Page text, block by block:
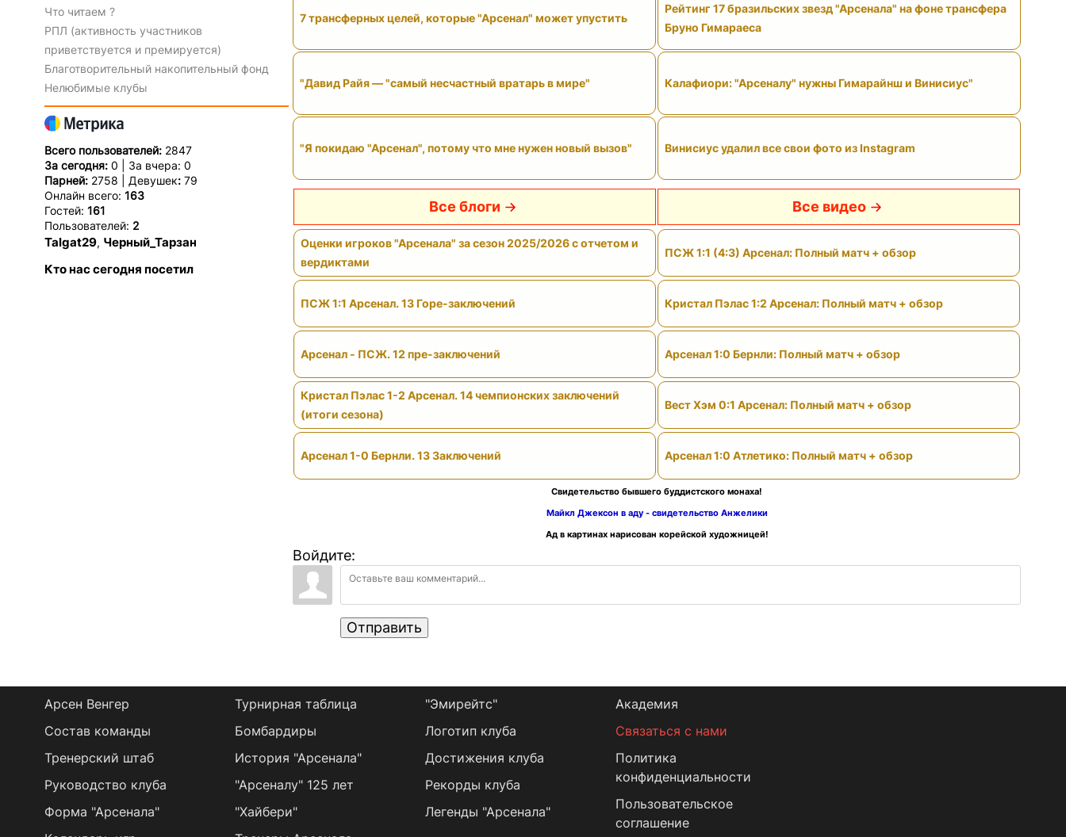
Что читаем ?
РПЛ (активность участников
приветствуется и премируется)
Благотворительный накопительный фонд
Нелюбимые клубы
Всего пользователей: 2847
За сегодня: 0 | За вчера: 0
Парней: 2758 | Девушек:79
Онлайн всего: 163
Гостей: 161
Пользователей: 2
Talgat29, Черный_Тарзан
Кто нас сегодня посетил
7 трансферных целей, которые "Арсенал" может упустить
Рейтинг 17 бразильских звезд "Арсенала" на фоне трансфера
Бруно Гимараеса
"Давид Райя — "самый несчастный вратарь в мире" Калафиори: "Арсеналу" нужны Гимарайнш и Винисиус"
"Я покидаю "Арсенал", потому что мне нужен новый вызов" Винисиус удалил все свои фото из Instagram
Все блоги
Оценки игроков "Арсенала" за сезон 2025/2026 с отчетом и
вердиктами
ПСЖ 1:1 Арсенал. 13 Горе-заключений
Арсенал - ПСЖ. 12 пре-заключений
Кристал Пэлас 1-2 Арсенал. 14 чемпионских заключений
(итоги сезона)
Арсенал 1-0 Бернли. 13 Заключений
Все видео
ПСЖ 1:1 (4:3) Арсенал: Полный матч + обзор
Кристал Пэлас 1:2 Арсенал: Полный матч + обзор
Арсенал 1:0 Бернли: Полный матч + обзор
Вест Хэм 0:1 Арсенал: Полный матч + обзор
Арсенал 1:0 Атлетико: Полный матч + обзор
Свидетельство бывшего буддистского монаха!
Майкл Джексон в аду - свидетельство Анжелики
Ад в картинах нарисован корейской художницей!
Войдите:
Отправить
Арсен Венгер
Состав команды
Тренерский штаб
Руководство клуба
Форма "Арсенала"
Турнирная таблица
Бомбардиры
История "Арсенала"
"Арсеналу" 125 лет
"Хайбери"
"Эмирейтс"
Логотип клуба
Достижения клуба
Рекорды клуба
Легенды "Арсенала"
Академия
Связаться с нами
Политика
конфиденциальности
Пользовательское
соглашение